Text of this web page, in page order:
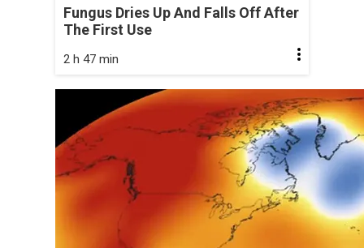
Fungus Dries Up And Falls Off After
The First Use
2 h 47 min